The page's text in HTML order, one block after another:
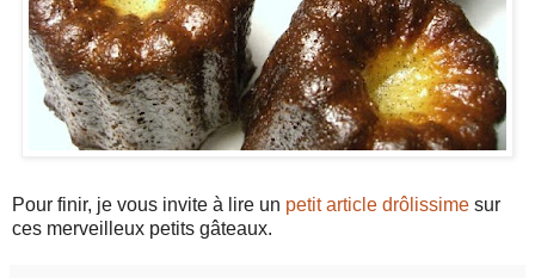
Pour finir, je vous invite à lire un petit article drôlissime sur
ces merveilleux petits gâteaux.